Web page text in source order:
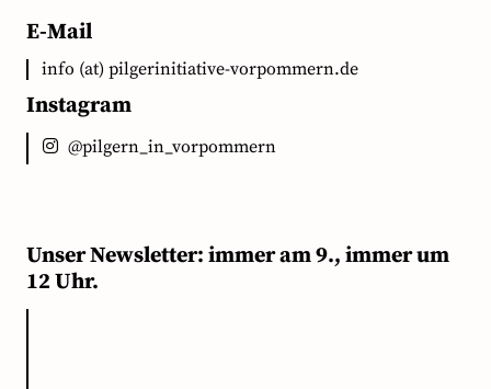
E-Mail
info (at) pilgerinitiative-vorpommern.de
Instagram
@pilgern_in_vorpommern
Unser Newsletter: immer am 9., immer um
12 Uhr.